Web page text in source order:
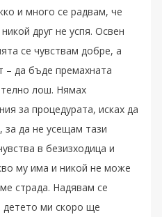
и много се радвам, че
друг не успя. Освен
се чувствам добре, а
– да бъде премахната
лош. Нямах
за процедурата, исках да
да не усещам тази
в безизходица и
му има и никой не може
страда. Надявам се
детето ми скоро ще